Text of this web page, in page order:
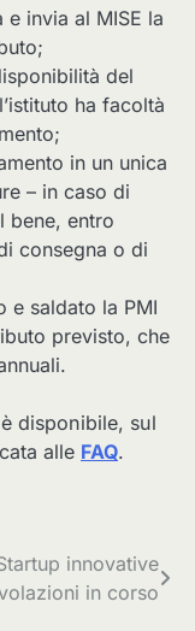
invia al MISE la
del
ha facoltà
in un unica
– in caso di
bene, entro
consegna o di
e saldato la PMI
previsto, che
è disponibile, sul
alle FAQ.
innovative
in corso